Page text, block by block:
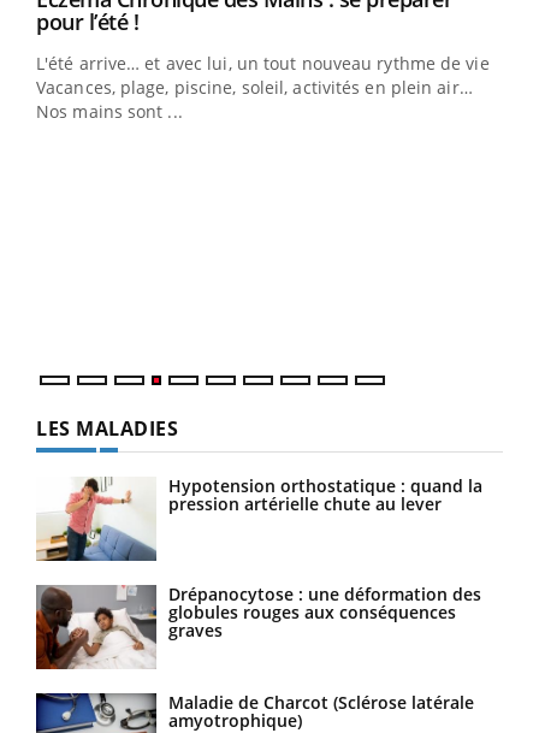
pour l’été !Youtube
L'été arrive… et avec lui, un tout nouveau rythme de vie !
Vacances, plage, piscine, soleil, activités en plein air…
Nos mains sont ...
LES MALADIES
Hypotension orthostatique : quand la
pression artérielle chute au lever
Drépanocytose : une déformation des
globules rouges aux conséquences
graves
Maladie de Charcot (Sclérose latérale
amyotrophique)